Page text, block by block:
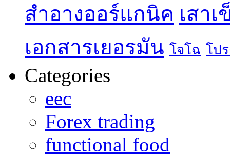
สำอางออร์แกนิค เสาเ
เอกสารเยอรมัน โจโฉ โป
Categories
eec
Forex trading
functional food